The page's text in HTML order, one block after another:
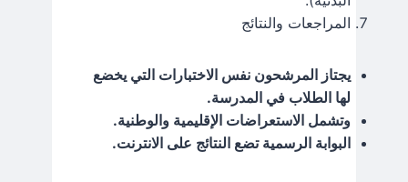
المراجعات والنتائج
يجتاز المرشحون نفس الاختبارات التي يخضع
لها الطلاب في المدرسة.
وتشمل الاستعراضات الإقليمية والوطنية.
البوابة الرسمية تضع النتائج على الانترنت.